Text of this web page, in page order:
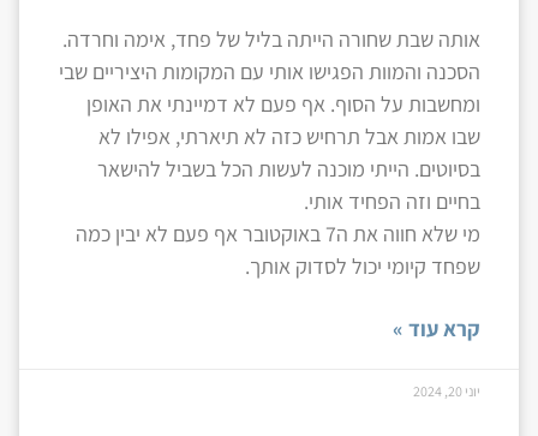
אותה שבת שחורה הייתה בליל של פחד, אימה וחרדה.
הסכנה והמוות הפגישו אותי עם המקומות היציריים שבי
ומחשבות על הסוף. אף פעם לא דמיינתי את האופן
שבו אמות אבל תרחיש כזה לא תיארתי, אפילו לא
בסיוטים. הייתי מוכנה לעשות הכל בשביל להישאר
בחיים וזה הפחיד אותי.
מי שלא חווה את ה7 באוקטובר אף פעם לא יבין כמה
שפחד קיומי יכול לסדוק אותך.
קרא עוד »
יוני 20, 2024